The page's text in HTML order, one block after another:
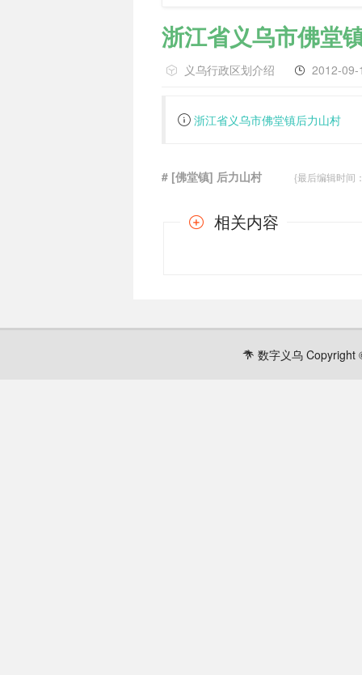
浙江省义乌市佛堂
义乌行政区划介绍 2012-09-
浙江省义乌市佛堂镇后力山村
# [佛堂镇] 后力山村 {最后编辑时间：
相关内容
数字义乌